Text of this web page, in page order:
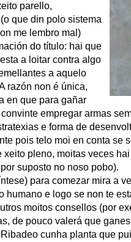
parello,
que din polo sistema
me lembro mal)
do título: hai que
a loitar contra algo
a aquelo
razón non é única,
en que para gañar
empregar armas
e forma de
pois telo moi en conta se
xeito pleno, moitas veces
suposto no noso pobo).
para comezar mira a
humano e logo se non te
moitos consellos (por
de pouco valerá que
cunha planta que